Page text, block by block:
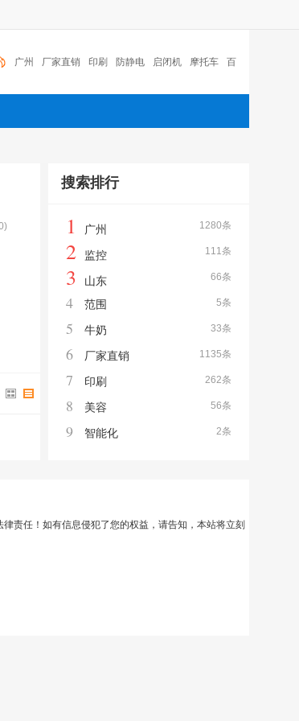
广州 厂家直销 印刷 防静电 启闭机 摩托车 百
福 咏玖进出口 体验桌 扑克
搜索排行
1280条
1 广州
111条
2 监控
66条
3 山东
5条
4 范围
33条
5 牛奶
1135条
6 厂家直销
262条
7 印刷
56条
8 美容
2条
9 智能化
责任！如有信息侵犯了您的权益，请告知，本站将立刻